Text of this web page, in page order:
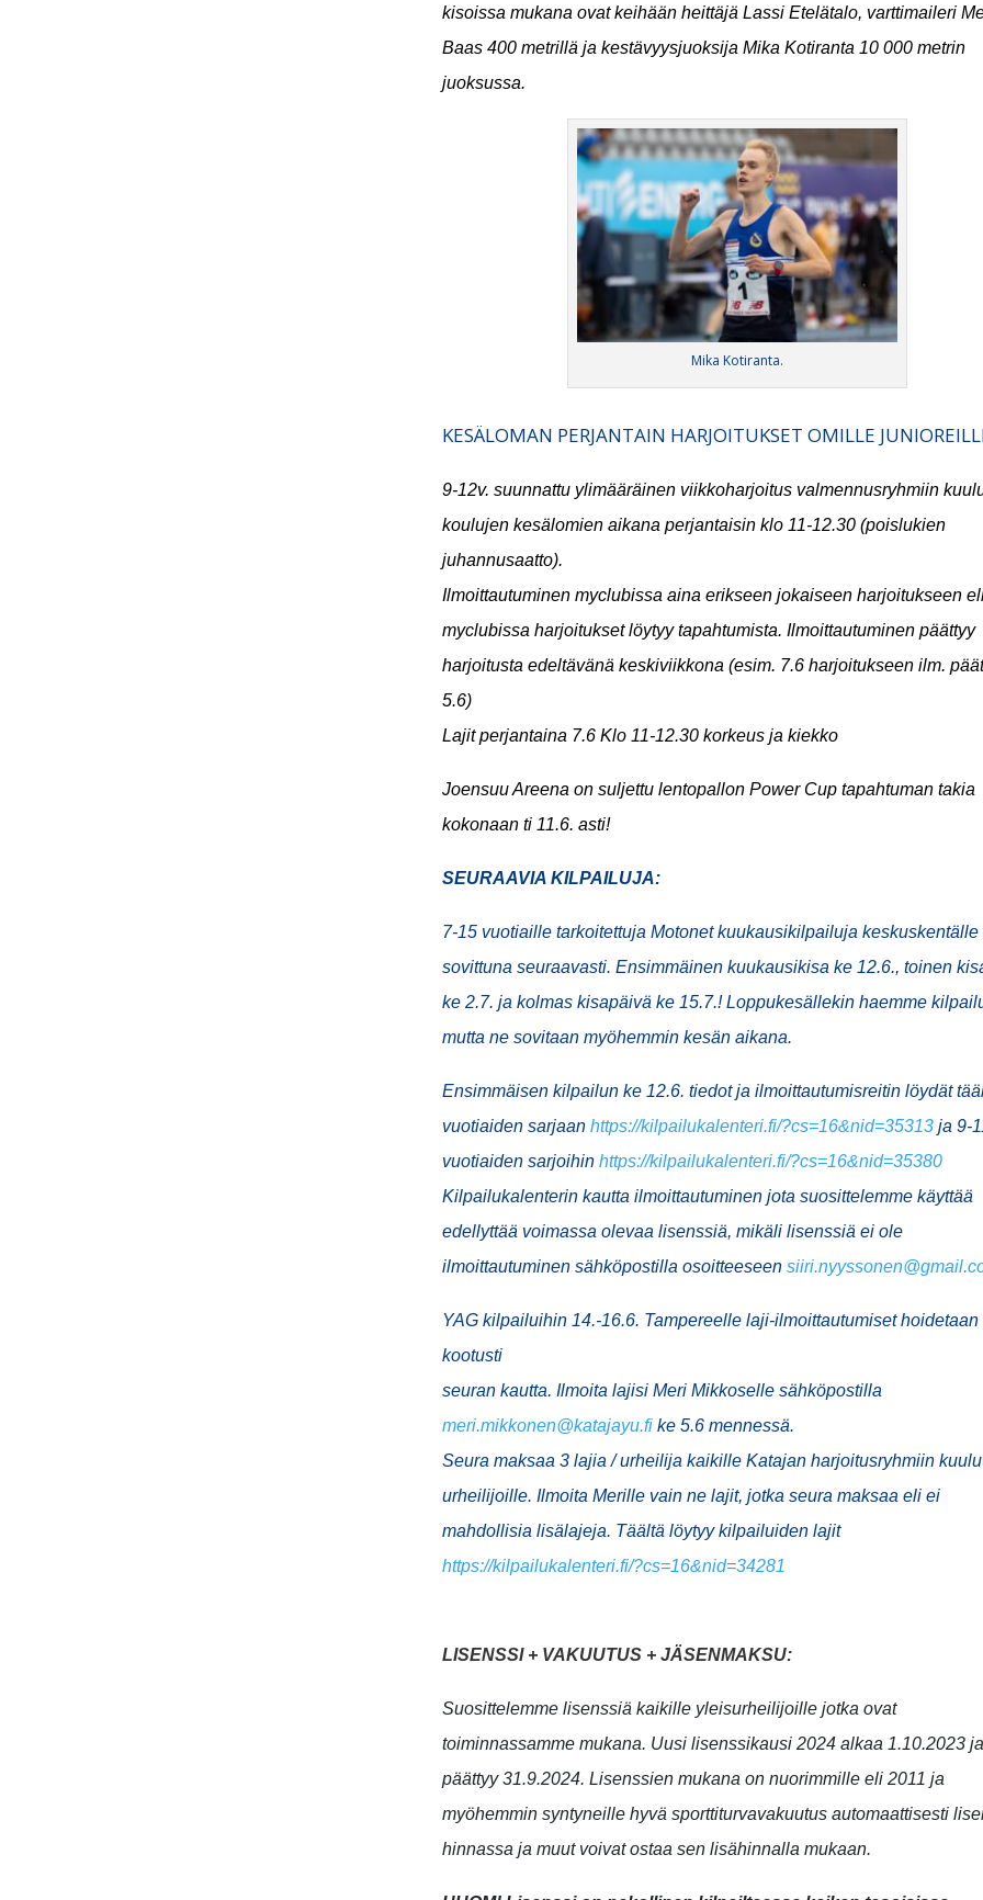
kisoissa mukana ovat keihään heittäjä Lassi Etelätalo, varttimaileri
Baas 400 metrillä ja kestävyysjuoksija Mika Kotiranta 10 000 metrin
juoksussa.
Mika Kotiranta.
KESÄLOMAN PERJANTAIN HARJOITUKSET OMILLE
9-12v. suunnattu ylimääräinen viikkoharjoitus valmennusryhmiin
koulujen kesälomien aikana perjantaisin klo 11-12.30 (poislukien
juhannusaatto).
Ilmoittautuminen myclubissa aina erikseen jokaiseen harjoitukseen
myclubissa harjoitukset löytyy tapahtumista. Ilmoittautuminen päättyy
harjoitusta edeltävänä keskiviikkona (esim. 7.6 harjoitukseen ilm.
5.6)
Lajit perjantaina 7.6 Klo 11-12.30 korkeus ja kiekko
Joensuu Areena on suljettu lentopallon Power Cup tapahtuman takia
kokonaan ti 11.6. asti!
SEURAAVIA KILPAILUJA:
7-15 vuotiaille tarkoitettujaMotonet kuukausikilpailujakeskuskentälle
sovittuna seuraavasti. Ensimmäinenkuukausikisa ke 12.6., toinen
ke 2.7. ja kolmas kisapäivä ke 15.7.! Loppukesällekin haemme
mutta ne sovitaan myöhemmin kesän aikana.
Ensimmäisen kilpailun ke 12.6. tiedot ja ilmoittautumisreitin löydät
vuotiaiden sarjaanhttps://kilpailukalenteri.fi/?cs=16&nid=35313 ja 9-
vuotiaiden sarjoihinhttps://kilpailukalenteri.fi/?cs=16&nid=35380
Kilpailukalenterin kautta ilmoittautuminen jota suosittelemme käyttää
edellyttää voimassa olevaa lisenssiä, mikäli lisenssiä ei ole
ilmoittautuminen sähköpostilla osoitteeseen
YAG kilpailuihin 14.-16.6. Tampereelle laji-ilmoittautumiset hoidetaan
kootusti
seuran kautta. Ilmoita lajisi Meri Mikkoselle sähköpostilla
meri.mikkonen@katajayu.fi ke 5.6 mennessä.
Seura maksaa 3 lajia / urheilija kaikille Katajan harjoitusryhmiin
urheilijoille. Ilmoita Merille vain ne lajit, jotka seura maksaa eli ei
mahdollisia lisälajeja. Täältä löytyy kilpailuiden lajit
https://kilpailukalenteri.fi/?cs=16&nid=34281
LISENSSI + VAKUUTUS + JÄSENMAKSU:
Suosittelemme lisenssiä kaikille yleisurheilijoille jotka ovat
toiminnassamme mukana. Uusi lisenssikausi 2024 alkaa 1.10.2023 ja
päättyy 31.9.2024. Lisenssien mukana on nuorimmille eli 2011 ja
myöhemmin syntyneille hyvä sporttiturvavakuutus automaattisesti
hinnassa ja muut voivat ostaa sen lisähinnalla mukaan.